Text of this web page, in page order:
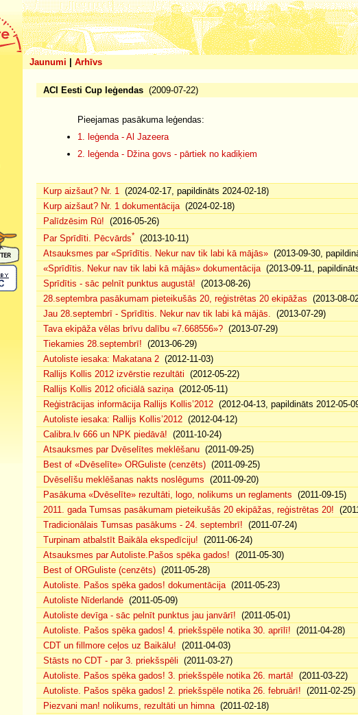
Jaunumi
Arhīvs
ACI Eesti Cup leģendas (2009-07-22)
Pieejamas pasākuma leģendas:
1. leģenda - Al Jazeera
2. leģenda - Džina govs - pārtiek no kadiķiem
Kurp aizšaut? Nr. 1 (2024-02-17, papildināts 2024-02-18)
Kurp aizšaut? Nr. 1 dokumentācija(2024-02-18)
Palīdzēsim Rū! (2016-05-26)
Par Sprīdīti. Pēcvārds*
(2013-10-11)
Atsauksmes par «Sprīdītis. Nekur nav tik labi kā mājās» (2013-09-30,
«Sprīdītis. Nekur nav tik labi kā mājās» dokumentācija(2013-09-11,
Sprīdītis - sāc pelnīt punktus augustā! (2013-08-26)
28.septembra pasākumam pieteikušās 20, reģistrētas 20 ekipāžas (2013-08-
Jau 28.septembrī - Sprīdītis. Nekur nav tik labi kā mājās. (2013-07-29)
Tava ekipāža vēlas brīvu dalību «7.668556»? (2013-07-29)
Tiekamies 28.septembrī! (2013-06-29)
Autoliste iesaka: Makatana 2 (2012-11-03)
Rallijs Kollis 2012 izvērstie rezultāti (2012-05-22)
Rallijs Kollis 2012 oficiālā saziņa(2012-05-11)
Reģistrācijas informācija Rallijs Kollis’2012 (2012-04-13, papildināts 2012-05-
Autoliste iesaka: Rallijs Kollis’2012 (2012-04-12)
Calibra.lv 666 un NPK piedāvā! (2011-10-24)
Atsauksmes par Dvēselītes meklēšanu (2011-09-25)
Best of «Dvēselīte» ORGuliste (cenzēts) (2011-09-25)
Dvēselīšu meklēšanas nakts noslēgums (2011-09-20)
Pasākuma «Dvēselīte» rezultāti, logo, nolikums un reglaments (2011-09-15)
2011. gada Tumsas pasākumam pieteikušās 20 ekipāžas, reģistrētas 20!
Tradicionālais Tumsas pasākums - 24. septembrī! (2011-07-24)
Turpinam atbalstīt Baikāla ekspedīciju! (2011-06-24)
Atsauksmes par Autoliste.Pašos spēka gados! (2011-05-30)
Best of ORGuliste (cenzēts) (2011-05-28)
Autoliste. Pašos spēka gados! dokumentācija(2011-05-23)
Autoliste Nīderlandē (2011-05-09)
Autoliste devīga - sāc pelnīt punktus jau janvārī! (2011-05-01)
Autoliste. Pašos spēka gados! 4. priekšspēle notika 30. aprīlī! (2011-04-28)
CDT un fillmore ceļos uz Baikālu! (2011-04-03)
Stāsts no CDT - par 3. priekšspēli (2011-03-27)
Autoliste. Pašos spēka gados! 3. priekšspēle notika 26. martā! (2011-03-22)
Autoliste. Pašos spēka gados! 2. priekšspēle notika 26. februārī! (2011-02-25)
Piezvani man! nolikums, rezultāti un himna(2011-02-18)